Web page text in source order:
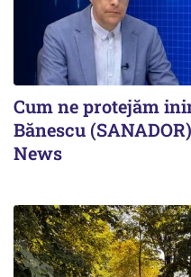
Cum ne protejăm
Bănescu
News